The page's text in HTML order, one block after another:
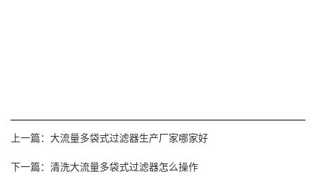
上一篇： 大流量多袋式过滤器生产厂家哪家好
下一篇： 清洗大流量多袋式过滤器怎么操作